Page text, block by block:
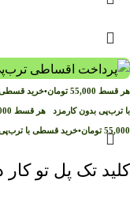
هر قسط 55,000 تومان•خرید قسطی
با ترب‌پی بدون کارمزد هر قسط
55,000 تومان•خرید قسطی با
کلید تک پل تو کار